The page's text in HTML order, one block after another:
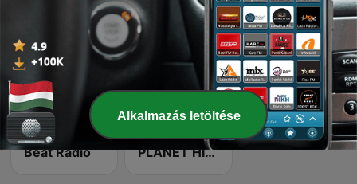
FRED FILM RADIO Hungarian FM Radió Sound Drava Hullam 102.7 FM
Beat Rádió PLANET HITS MUSIC
Alkalmazás letöltése